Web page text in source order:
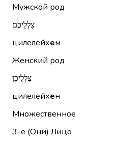
Мужской род
צִלְלֵיכֶם
цилелейхем
Женский род
צִלְלֵיכֶן
цилелейхен
Множественное
3-е (Они) Лицо